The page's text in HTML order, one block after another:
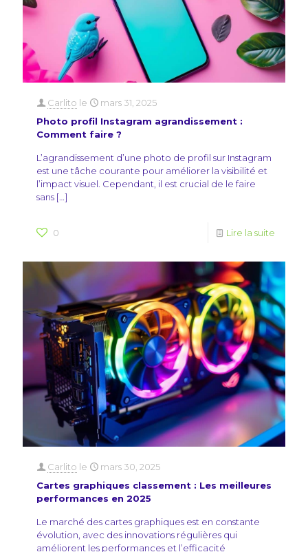
Carlito le
mars 31, 2025
Photo profil Instagram agrandissement :
Comment faire ?
L’agrandissement d’une photo de profil sur Instagram
est une tâche courante pour améliorer la visibilité et
l’impact visuel. Cependant, il est crucial de le faire
sans […]
0 Lire la suite
Carlito le
mars 30, 2025
Cartes graphiques classement : Les meilleures
performances en 2025
Le marché des cartes graphiques est en constante
évolution, avec des innovations régulières qui
améliorent les performances et l’efficacité